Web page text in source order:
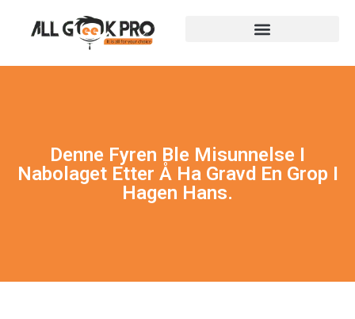
Denne Fyren Ble Misunnelse I
Nabolaget Etter Å Ha Gravd En Grop I
Hagen Hans.